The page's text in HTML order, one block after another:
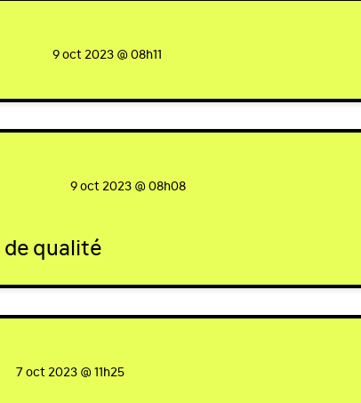
9 oct 2023 @ 08h11
9 oct 2023 @ 08h08
qualité
7 oct 2023 @ 11h25